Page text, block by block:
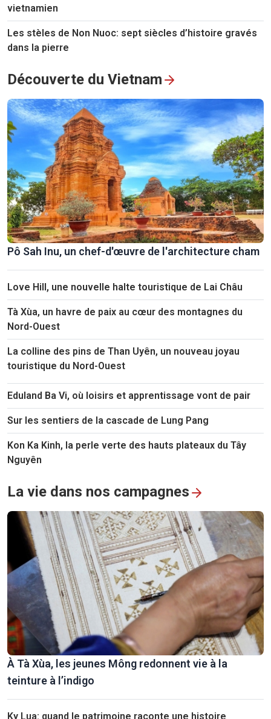
vietnamien
Les stèles de Non Nuoc: sept siècles d’histoire gravés
dans la pierre
Découverte du Vietnam
Pô Sah Inu, un chef-d'œuvre de l'architecture cham
Love Hill, une nouvelle halte touristique de Lai Châu
Tà Xùa, un havre de paix au cœur des montagnes du
Nord-Ouest
La colline des pins de Than Uyên, un nouveau joyau
touristique du Nord-Ouest
Eduland Ba Vi, où loisirs et apprentissage vont de pair
Sur les sentiers de la cascade de Lung Pang
Kon Ka Kinh, la perle verte des hauts plateaux du Tây
Nguyên
La vie dans nos campagnes
À Tà Xùa, les jeunes Mông redonnent vie à la
teinture à l’indigo
Ky Lua: quand le patrimoine raconte une histoire